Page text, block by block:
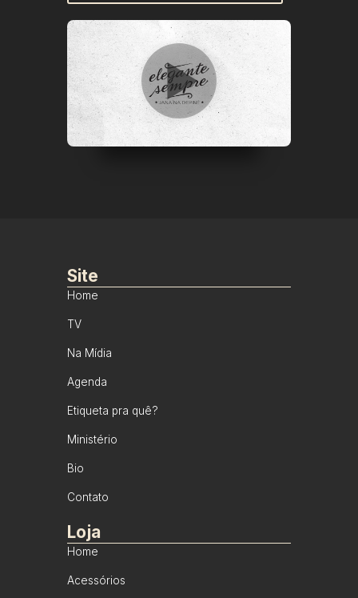
Site
Home
TV
Na Mídia
Agenda
Etiqueta pra quê?
Ministério
Bio
Contato
Loja
Home
Acessórios